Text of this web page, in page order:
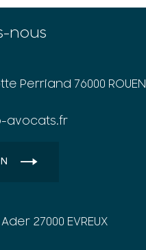
nous
Perriand 76000 ROUEN
avocats.fr
27000 EVREUX